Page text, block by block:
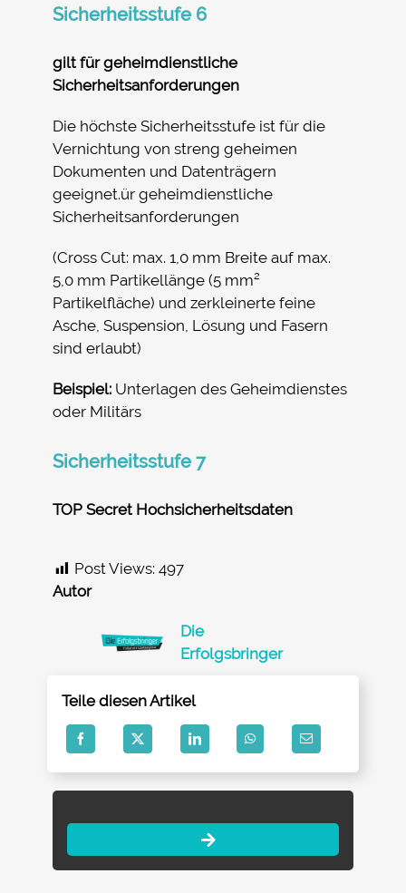
Sicherheitsstufe 6
gilt für geheimdienstliche
Sicherheitsanforderungen
Die höchste Sicherheitsstufe ist für die
Vernichtung von streng geheimen
Dokumenten und Datenträgern
geeignet.ür geheimdienstliche
Sicherheitsanforderungen
(Cross Cut: max. 1,0 mm Breite auf max.
5,0 mm Partikellänge (5 mm²
Partikelfläche) und zerkleinerte feine
Asche, Suspension, Lösung und Fasern
sind erlaubt)
Beispiel: Unterlagen des Geheimdienstes
oder Militärs
Sicherheitsstufe 7
TOP Secret Hochsicherheitsdaten
Post Views: 497
Autor
Die
Erfolgsbringer
Teile diesen Artikel